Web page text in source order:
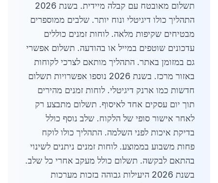
תשלום מאובטח עם קבלה מיידית. בשנת 2026
התהליך כולו דיגיטלי ונוח יותר. שלבים ממוספרים
מבטיחים שקיפות מלאה. לוחות זמנים כוללים
עדכונים שוטפים במייל או בהודעה. תשלום אפשרי
גם במזומן באתר. התהליך מותאם לצרכי לקוחות
באזור מרכז. בשנת 2026 נוספו אפשרויות תשלום
חדשות כמו ארנק דיגיטלי. לוחות זמנים מהירים
תוך יום עסקים אחד לאיסוף. תשלום מתבצע רק
לאחר אישור סופי של הלקוח. שלב נוסף כולל
בדיקת איכות לפני השלמה. התהליך כולו לוקח
פחות משבוע בממוצע. לוחות זמנים ניתנים לשינוי
בהתאם לבקשה. תשלום כולל מעקב אחרי כל שלב.
בשנת 2026 היעילות גבוהה בזכות מערכות